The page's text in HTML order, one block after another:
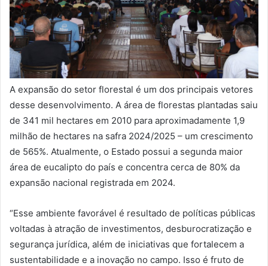
A expansão do setor florestal é um dos principais vetores
desse desenvolvimento. A área de florestas plantadas saiu
de 341 mil hectares em 2010 para aproximadamente 1,9
milhão de hectares na safra 2024/2025 – um crescimento
de 565%. Atualmente, o Estado possui a segunda maior
área de eucalipto do país e concentra cerca de 80% da
expansão nacional registrada em 2024.
“Esse ambiente favorável é resultado de políticas públicas
voltadas à atração de investimentos, desburocratização e
segurança jurídica, além de iniciativas que fortalecem a
sustentabilidade e a inovação no campo. Isso é fruto de